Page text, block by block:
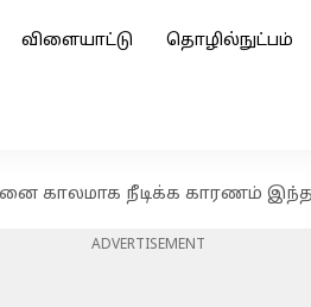
விளையாட்டு தொழில்நுட்பம்
காலமாக நீடிக்க காரணம் இந்த
ADVERTISEMENT